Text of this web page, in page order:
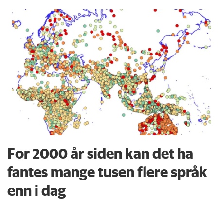
For 2000 år siden kan det ha
fantes mange tusen flere språk
enn i dag